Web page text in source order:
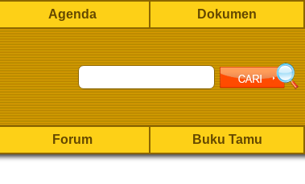
Agenda Dokumen
Forum Buku Tamu